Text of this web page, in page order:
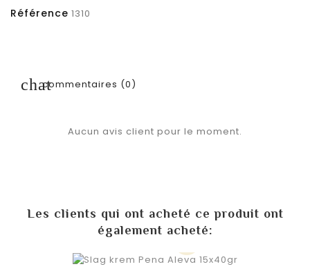
Référence 1310
commentaires (0)
Aucun avis client pour le moment.
Les clients qui ont acheté ce produit ont
également acheté: